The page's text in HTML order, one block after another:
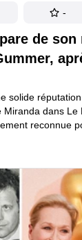
de son
solide
dans Le
reconnue
une actrice
ont circulé
de longue
te seront
-